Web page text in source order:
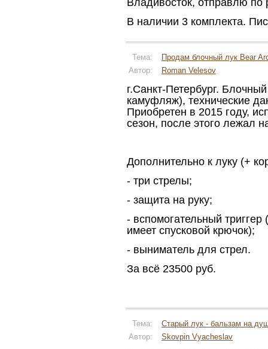
Владивосток, отправлю по
В наличии 3 комплекта.
Тема:
Продам блочный лук Bear
Автор:
Roman Velesov
г.Санкт-Петербург.
камуфляж), технические
Приобретен в 2015 году,
сезон, после этого лежал
Дополнительно к луку (+
- три стрелы;
- защита на руку;
- вспомогательный триггер
имеет спусковой крючок);
- выниматель для стрел.
За всё 23500 руб.
Тема:
Старый лук - бальзам на
Автор:
Skovpin Vyacheslav